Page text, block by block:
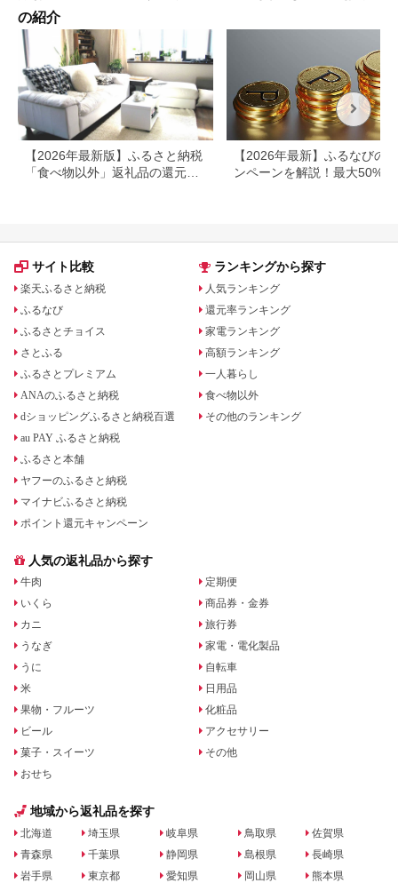
の紹介
【2026年最新版】ふるさと納税
「食べ物以外」返礼品の還元率
【2026年最新】ふるなびの
ンペーンを解説！最大50%還
サイト比較
楽天ふるさと納税
ふるなび
ふるさとチョイス
さとふる
ふるさとプレミアム
ANAのふるさと納税
dショッピングふるさと納税百選
au PAY ふるさと納税
ふるさと本舗
ヤフーのふるさと納税
マイナビふるさと納税
ポイント還元キャンペーン
ランキングから探す
人気ランキング
還元率ランキング
家電ランキング
高額ランキング
一人暮らし
食べ物以外
その他のランキング
人気の返礼品から探す
牛肉
いくら
カニ
うなぎ
うに
米
果物・フルーツ
ビール
菓子・スイーツ
おせち
定期便
商品券・金券
旅行券
家電・電化製品
自転車
日用品
化粧品
アクセサリー
その他
地域から返礼品を探す
北海道
青森県
岩手県
埼玉県
千葉県
東京都
岐阜県
静岡県
愛知県
鳥取県
島根県
岡山県
佐賀県
長崎県
熊本県